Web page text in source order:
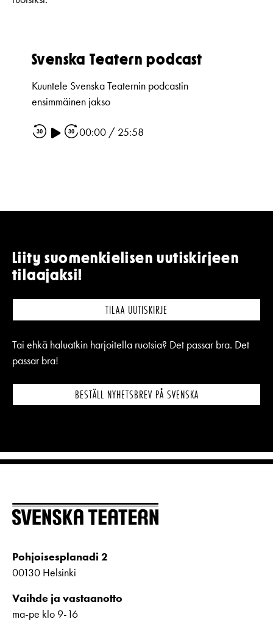
Svenska Teatern podcast
Kuuntele Svenska Teaternin podcastin
ensimmäinen jakso
00:00 / 25:58
Liity suomenkielisen uutiskirjeen
tilaajaksi!
TILAA UUTISKIRJE
Tai ehkä haluatkin harjoitella ruotsia? Det passar bra. Det
passar bra!
BESTÄLL NYHETSBREV PÅ SVENSKA
Pohjoisesplanadi 2
00130 Helsinki
Vaihde ja vastaanotto
ma-pe klo 9-16